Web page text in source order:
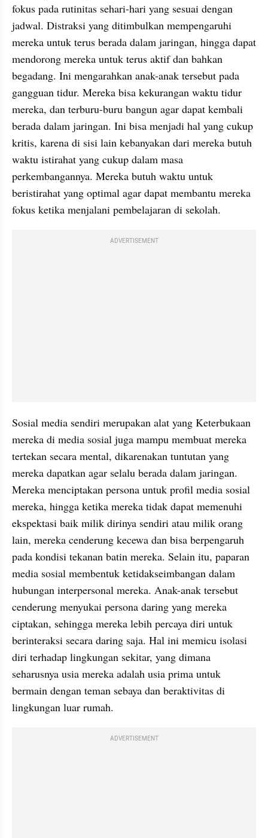
fokus pada rutinitas sehari-hari yang sesuai dengan
jadwal. Distraksi yang ditimbulkan mempengaruhi
mereka untuk terus berada dalam jaringan, hingga dapat
mendorong mereka untuk terus aktif dan bahkan
begadang. Ini mengarahkan anak-anak tersebut pada
gangguan tidur. Mereka bisa kekurangan waktu tidur
mereka, dan terburu-buru bangun agar dapat kembali
berada dalam jaringan. Ini bisa menjadi hal yang cukup
kritis, karena di sisi lain kebanyakan dari mereka butuh
waktu istirahat yang cukup dalam masa
perkembangannya. Mereka butuh waktu untuk
beristirahat yang optimal agar dapat membantu mereka
fokus ketika menjalani pembelajaran di sekolah.
ADVERTISEMENT
Sosial media sendiri merupakan alat yang Keterbukaan
mereka di media sosial juga mampu membuat mereka
tertekan secara mental, dikarenakan tuntutan yang
mereka dapatkan agar selalu berada dalam jaringan.
Mereka menciptakan persona untuk profil media sosial
mereka, hingga ketika mereka tidak dapat memenuhi
ekspektasi baik milik dirinya sendiri atau milik orang
lain, mereka cenderung kecewa dan bisa berpengaruh
pada kondisi tekanan batin mereka. Selain itu, paparan
media sosial membentuk ketidakseimbangan dalam
hubungan interpersonal mereka. Anak-anak tersebut
cenderung menyukai persona daring yang mereka
ciptakan, sehingga mereka lebih percaya diri untuk
berinteraksi secara daring saja. Hal ini memicu isolasi
diri terhadap lingkungan sekitar, yang dimana
seharusnya usia mereka adalah usia prima untuk
bermain dengan teman sebaya dan beraktivitas di
lingkungan luar rumah.
ADVERTISEMENT